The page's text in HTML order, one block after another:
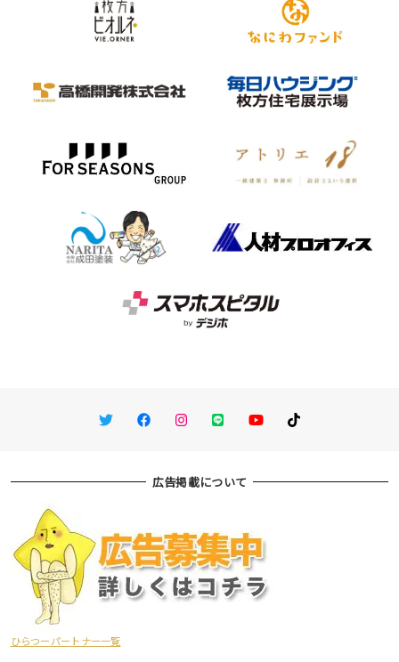
TwitterFacebookInstagram
LINE You TubeTikTok
広告掲載について
ひらつーパートナー一覧